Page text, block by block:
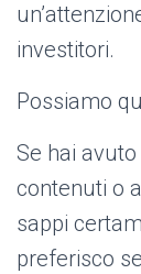
investitori.
Possiamo
Se hai
contenuti o
sappi
preferisco